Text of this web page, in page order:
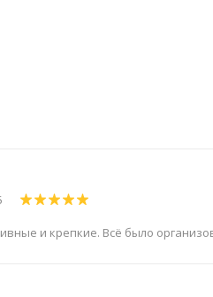
и крепкие. Всё было